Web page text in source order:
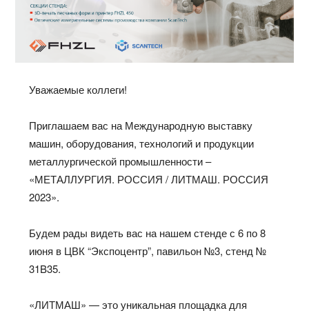
Уважаемые коллеги!
Приглашаем вас на Международную выставку
машин, оборудования, технологий и продукции
металлургической промышленности –
«МЕТАЛЛУРГИЯ. РОССИЯ / ЛИТМАШ. РОССИЯ
2023».
Будем рады видеть вас на нашем стенде с 6 по 8
июня в ЦВК “Экспоцентр”, павильон №3, стенд №
31B35.
«ЛИТМАШ» — это уникальная площадка для